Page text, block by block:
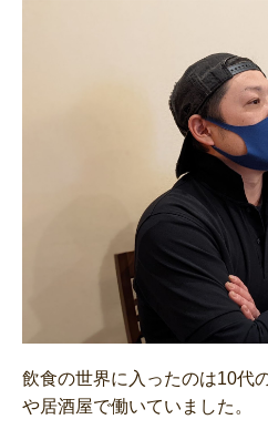
飲食の世界に入ったのは10代
や居酒屋で働いていました。